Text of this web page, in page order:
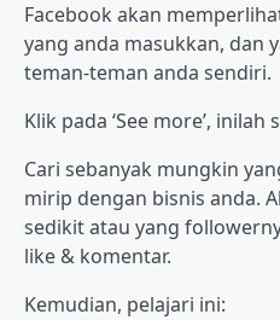
Facebook akan
yang anda masukkan, dan
teman-teman anda sendiri.
Klik pada ‘See more’, inilah
Cari sebanyak mungkin
mirip dengan bisnis anda.
sedikit atau yang
like & komentar.
Kemudian, pelajari ini: